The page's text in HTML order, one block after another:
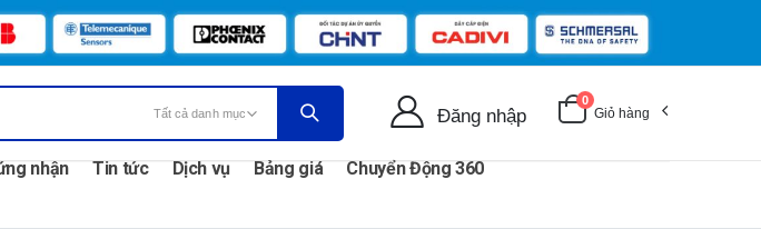
Đăng nhập
0
Giỏ hàng
nhận Tin tức Dịch vụ Bảng giá Chuyển Động 360